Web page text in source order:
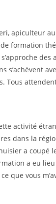
apiculteur
formation
s’achèvent
Tous
activité
dans la
a coupé
a eu
que vous